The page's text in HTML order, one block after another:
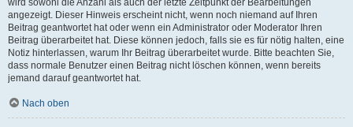
wird sowohl die Anzahl als auch der letzte Zeitpunkt der Bearbeitungen
angezeigt. Dieser Hinweis erscheint nicht, wenn noch niemand auf Ihren
Beitrag geantwortet hat oder wenn ein Administrator oder Moderator Ihren
Beitrag überarbeitet hat. Diese können jedoch, falls sie es für nötig halten, eine
Notiz hinterlassen, warum Ihr Beitrag überarbeitet wurde. Bitte beachten Sie,
dass normale Benutzer einen Beitrag nicht löschen können, wenn bereits
jemand darauf geantwortet hat.
Nach oben